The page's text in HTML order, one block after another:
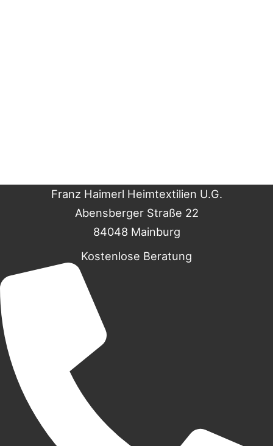
Franz Haimerl Heimtextilien U.G.
Abensberger Straße 22
84048 Mainburg
Kostenlose Beratung